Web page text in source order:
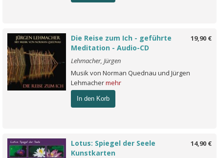
19,90 €
Die Reise zum Ich - geführte
Meditation - Audio-CD
Lehmacher, Jürgen
Musik von Norman Quednau und Jürgen
Lehmachermehr
In den Korb
14,90 €
Lotus: Spiegel der Seele
Kunstkarten